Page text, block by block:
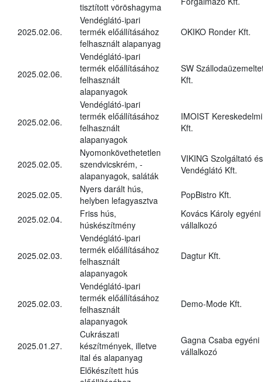
tisztított vöröshagyma
2025.02.06.
Vendéglátó-ipari
termék előállításához
felhasznált alapanyag
OKIKO Ronder Kft.
2025.02.06.
Vendéglátó-ipari
termék előállításához
felhasznált
alapanyagok
SW
Kft.
2025.02.06.
Vendéglátó-ipari
termék előállításához
felhasznált
alapanyagok
IMOIST Kereskedelmi
Kft.
2025.02.05.
Nyomonkövethetetlen
szendvicskrém, -
alapanyagok, saláták
VIKING Szolgáltató és
Vendéglátó Kft.
2025.02.05.
Nyers darált hús,
helyben lefagyasztva
PopBistro Kft.
2025.02.04.
Friss hús,
húskészítmény
Kovács Károly egyéni
vállalkozó
2025.02.03.
Vendéglátó-ipari
termék előállításához
felhasznált
alapanyagok
Dagtur Kft.
2025.02.03.
Vendéglátó-ipari
termék előállításához
felhasznált
alapanyagok
Demo-Mode Kft.
2025.01.27.
Cukrászati
készítmények, illetve
ital és alapanyag
Gagna Csaba egyéni
vállalkozó
Előkészített hús